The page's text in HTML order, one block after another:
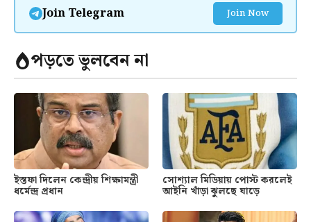
Join Telegram Join Now
পড়তে ভুলবেন না
ইস্তফা দিলেন কেন্দ্রীয় শিক্ষামন্ত্রী
ধর্মেন্দ্র প্রধান
সোশ্যাল মিডিয়ায় পোস্ট করলেই
আইনি খাঁড়া ঝুলছে ঘাড়ে